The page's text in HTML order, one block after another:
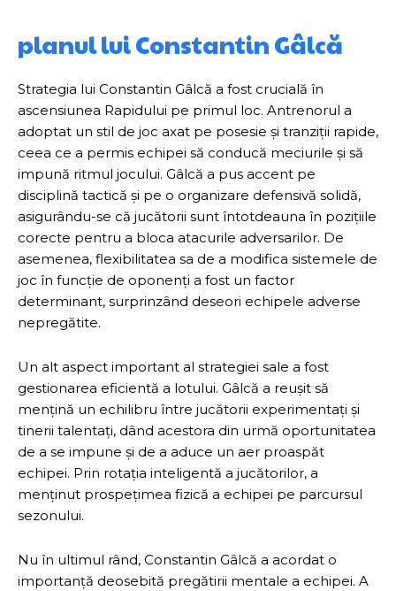
planul lui Constantin Gâlcă
Strategia lui Constantin Gâlcă a fost crucială în
ascensiunea Rapidului pe primul loc. Antrenorul a
adoptat un stil de joc axat pe posesie și tranziții rapide,
ceea ce a permis echipei să conducă meciurile și să
impună ritmul jocului. Gâlcă a pus accent pe
disciplină tactică și pe o organizare defensivă solidă,
asigurându-se că jucătorii sunt întotdeauna în pozițiile
corecte pentru a bloca atacurile adversarilor. De
asemenea, flexibilitatea sa de a modifica sistemele de
joc în funcție de oponenți a fost un factor
determinant, surprinzând deseori echipele adverse
nepregătite.
Un alt aspect important al strategiei sale a fost
gestionarea eficientă a lotului. Gâlcă a reușit să
mențină un echilibru între jucătorii experimentați și
tinerii talentați, dând acestora din urmă oportunitatea
de a se impune și de a aduce un aer proaspăt
echipei. Prin rotația inteligentă a jucătorilor, a
menținut prospețimea fizică a echipei pe parcursul
sezonului.
Nu în ultimul rând, Constantin Gâlcă a acordat o
importanță deosebită pregătirii mentale a echipei. A